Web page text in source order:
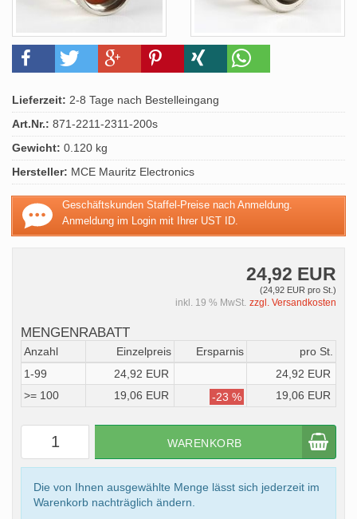
Lieferzeit: 2-8 Tage nach Bestelleingang
Art.Nr.: 871-2211-2311-200s
Gewicht: 0.120 kg
Hersteller: MCE Mauritz Electronics
Geschäftskunden Staffel-Preise nach Anmeldung.
Anmeldung im Login mit Ihrer UST ID.
24,92 EUR
(24,92 EUR pro St.)
inkl. 19 % MwSt. zzgl. Versandkosten
MENGENRABATT
Anzahl Einzelpreis Ersparnis
pro St.
1-99
24,92 EUR
24,92 EUR
>= 100
19,06 EUR -23 % 19,06 EUR
WARENKORB
Die von Ihnen ausgewählte Menge lässt sich jederzeit im
Warenkorb nachträglich ändern.